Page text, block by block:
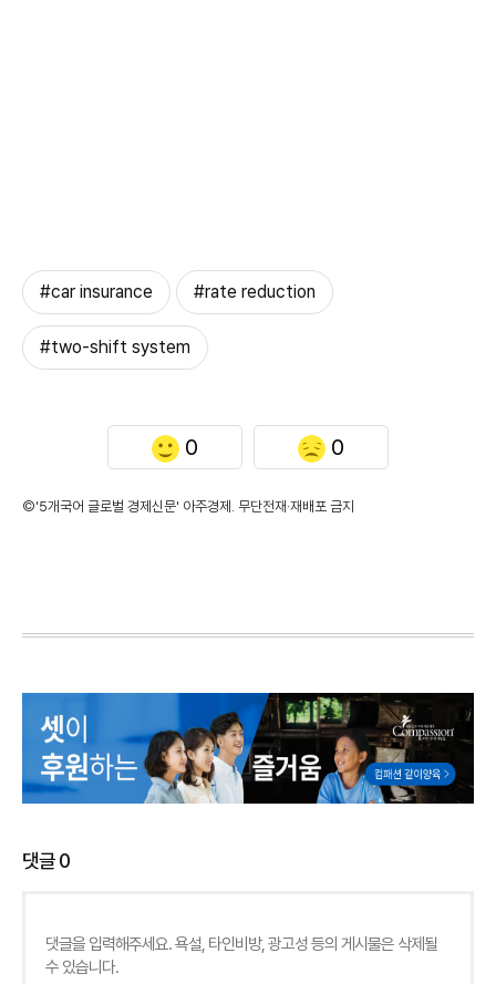
#car insurance #rate reduction
#two-shift system
0 0
©'5개국어 글로벌 경제신문' 아주경제. 무단전재·재배포 금지
댓글0